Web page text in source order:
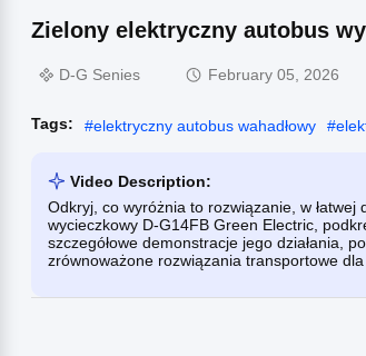
Zielony elektryczny autobus
D-G ​​Senies February 05, 2026
Tags: #elektryczny autobus wahadłowy #
Video Description:
Odkryj, co wyróżnia to rozwiązanie, w
wycieczkowy D-G14FB Green Electric,
szczegółowe demonstracje jego działania,
zrównoważone rozwiązania transportowe